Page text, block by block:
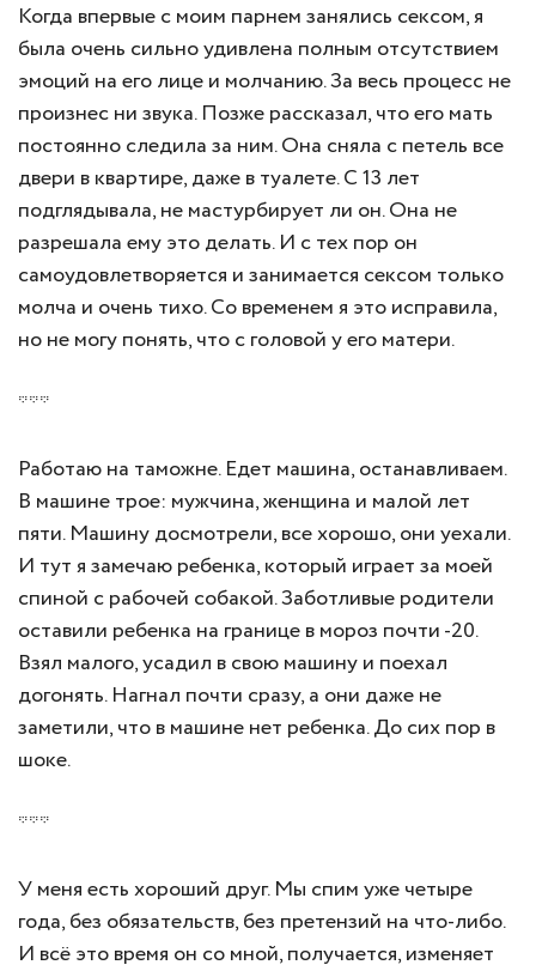
Когда впервые с моим парнем занялись сексом, я
была очень сильно удивлена полным отсутствием
эмоций на его лице и молчанию. За весь процесс не
произнес ни звука. Позже рассказал, что его мать
постоянно следила за ним. Она сняла с петель все
двери в квартире, даже в туалете. С 13 лет
подглядывала, не мастурбирует ли он. Она не
разрешала ему это делать. И с тех пор он
самоудовлетворяется и занимается сексом только
молча и очень тихо. Со временем я это исправила,
но не могу понять, что с головой у его матери.
***
Работаю на таможне. Едет машина, останавливаем.
В машине трое: мужчина, женщина и малой лет
пяти. Машину досмотрели, все хорошо, они уехали.
И тут я замечаю ребенка, который играет за моей
спиной с рабочей собакой. Заботливые родители
оставили ребенка на границе в мороз почти -20.
Взял малого, усадил в свою машину и поехал
догонять. Нагнал почти сразу, а они даже не
заметили, что в машине нет ребенка. До сих пор в
шоке.
***
У меня есть хороший друг. Мы спим уже четыре
года, без обязательств, без претензий на что-либо.
И всё это время он со мной, получается, изменяет